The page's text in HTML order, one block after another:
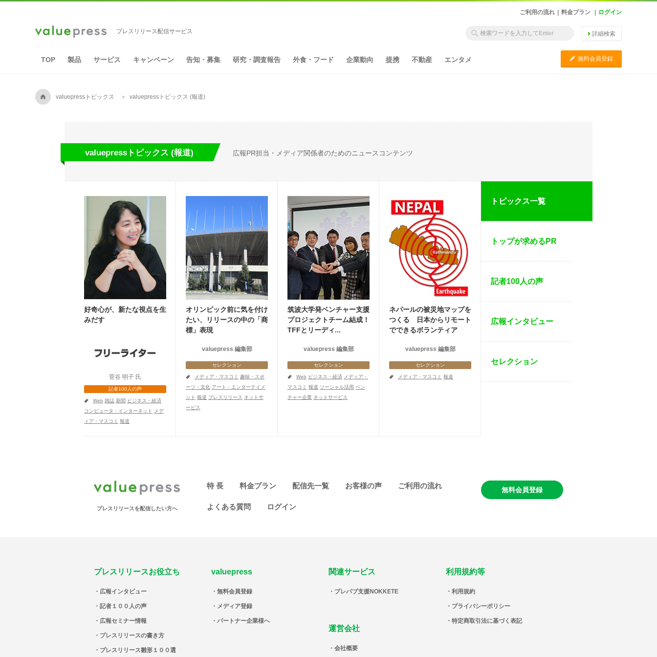
ご利用の流れ 料金プラン ログイン
プレスリリース配信サービス 詳細検索
TOP 製品 サービス キャンペーン 告知・募集 研究・調査報告 外食・フード 企業動向 提携 不動産 エンタメ C 無料会員登録
A valuepressトピックス valuepressトピックス (報道)
valuepressトピックス (報道) 広報PR担当・メディア関係者のためのニュースコンテンツ
好奇心が、新たな視点を生
みだす
菅谷 明子 氏
記者100人の声
a Web 雑誌 新聞 ビジネス・経済
コンピュータ・インターネット
メデ
ィア・マスコミ 報道
オリンピック前に気を付け
たい、リリースの中の「商
標」表現
valuepress 編集部
セレクション
a メディア・マスコミ
趣味・スポ
ーツ・文化 アート・エンターテイメ
ント 報道 プレスリリース ネットサ
ービス
筑波大学発ベンチャー支援
プロジェクトチーム結成！
TFFとリーディ...
valuepress 編集部
セレクション
a Web ビジネス・経済 メディア・
マスコミ 報道 ソーシャル活用 ベン
チャー企業 ネットサービス
ネパールの被災地マップを
つくる 日本からリモート
でできるボランティア
valuepress 編集部
セレクション
a メディア・マスコミ 報道
トピックス一覧
トップが求めるPR
記者100人の声
広報インタビュー
セレクション
プレスリリースを配信したい方へ
特 長 料金プラン 配信先一覧 お客様の声 ご利用の流れ
よくある質問 ログイン
無料会員登録
プレスリリースお役立ち
広報インタビュー
記者１００人の声
広報セミナー情報
プレスリリースの書き方
プレスリリース雛形１００選
valuepress
無料会員登録
メディア登録
パートナー企業様へ
関連サービス
プレパブ支援NOKKETE
運営会社
会社概要
利用規約等
利用規約
プライバシーポリシー
特定商取引法に基づく表記